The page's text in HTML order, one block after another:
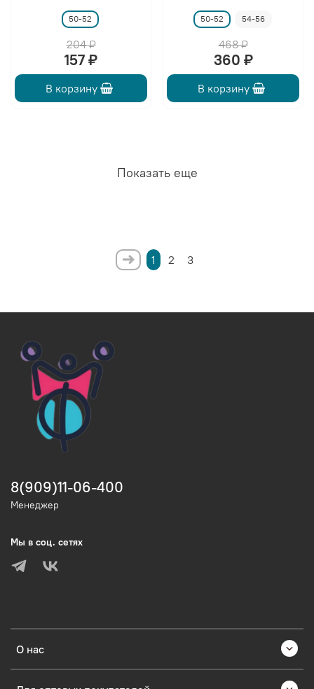
50-52
204 ₽
157 ₽
В корзину
50-52 54-56
468 ₽
360 ₽
В корзину
Показать еще
1 2 3
О нас
8(909)11-06-400
Менеджер
Мы в соц. сетях